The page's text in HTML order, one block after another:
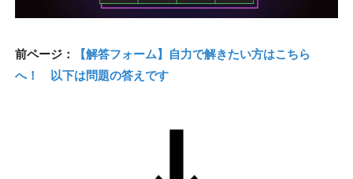
前ページ：
【解答フォーム】自力で解きたい方はこちら
へ！ 以下は問題の答えです